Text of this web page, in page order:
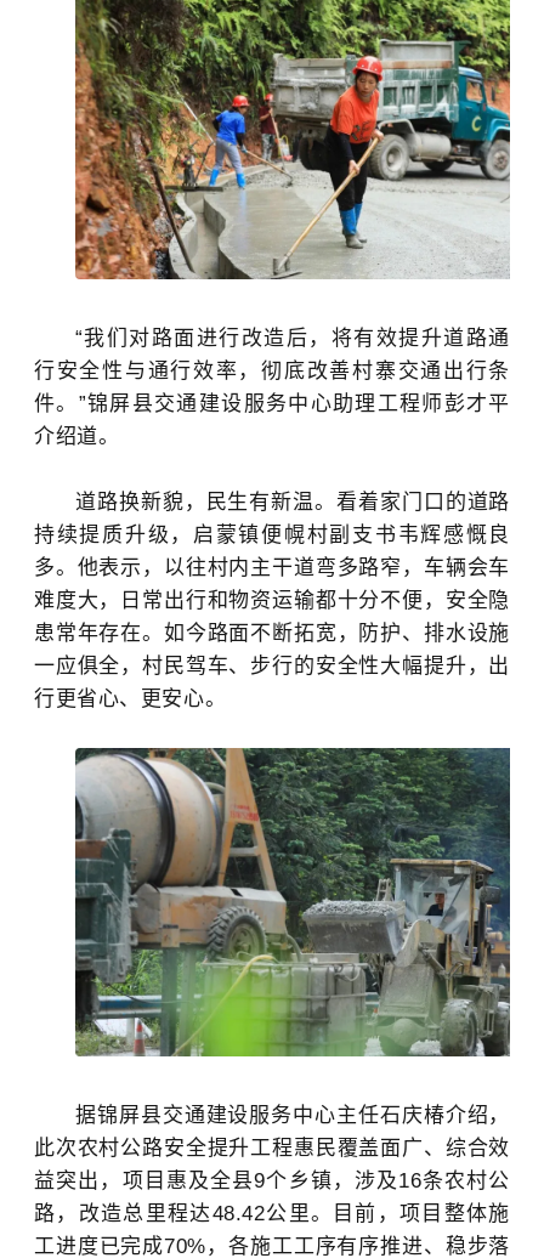
“我们对路面进行改造后 ，将有效提升道路通
行安全性与通行效率，彻底改善村寨交通出行条
件。 ”锦屏县交通建设服务中心助理工程师彭才平
介绍道。
道路换新貌，民生有新温。看着家门口的道路
持续提质升级，启蒙镇便幌村副支书韦辉感慨良
多。他表示，以往村内主干道弯多路窄，车辆会车
难度大，日常出行和物资运输都十分不便，安全隐
患常年存在。如今路面不断拓宽，防护、排水设施
一应俱全，村民驾车、步行的安全性大幅提升，出
行更省心、更安心。
据锦屏县交通建设服务中心主任石庆椿介绍，
此次农村公路安全提升工程惠民覆盖面广、综合效
益突出，项目惠及全县9个乡镇，涉及16条农村公
路，改造总里程达48.42公里。目前，项目整体施
工进度已完成70%，各施工工序有序推进、稳步落